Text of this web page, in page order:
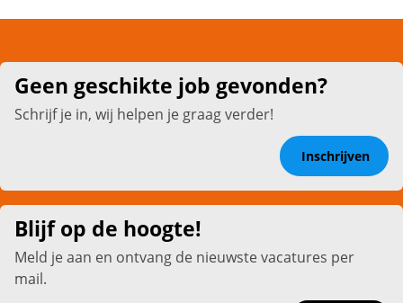
Geen geschikte job gevonden?
Schrijf je in, wij helpen je graag verder!
Inschrijven
Blijf op de hoogte!
Meld je aan en ontvang de nieuwste vacatures per
mail.